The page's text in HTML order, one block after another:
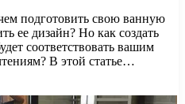
подготовить свою ванную
ее дизайн? Но как создать
соответствовать вашим
В этой статье…